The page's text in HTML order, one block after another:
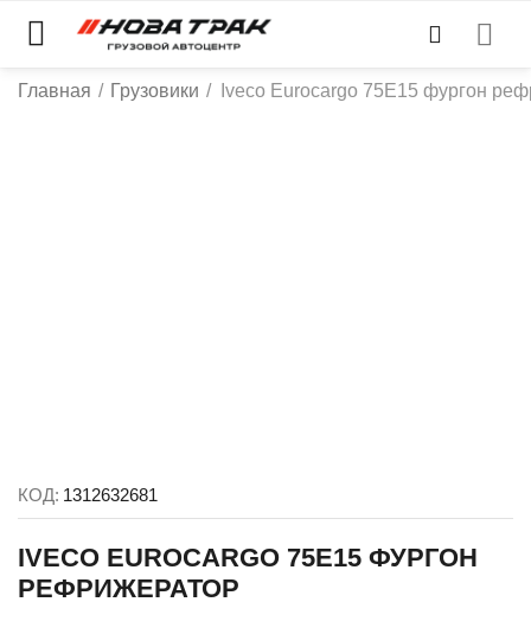
Главная / Грузовики / Iveco Eurocargo 75E15 фургон
КОД: 1312632681
IVECO EUROCARGO 75E15 ФУРГОН
РЕФРИЖЕРАТОР